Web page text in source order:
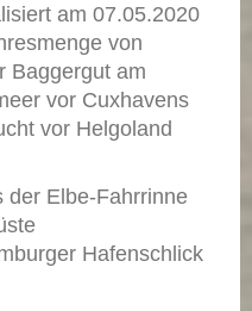
am 07.05.2020
von
Baggergut am
vor Cuxhavens
vor Helgoland
der Elbe-Fahrrinne
Hafenschlick